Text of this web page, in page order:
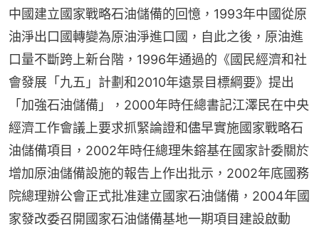
中國建立國家戰略石油儲備的回憶，1993年中國從原
油淨出口國轉變為原油淨進口國，自此之後，原油進
口量不斷跨上新台階，1996年通過的《國民經濟和社
會發展「九五」計劃和2010年遠景目標綱要》提出
「加強石油儲備」，2000年時任總書記江澤民在中央
經濟工作會議上要求抓緊論證和儘早實施國家戰略石
油儲備項目，2002年時任總理朱鎔基在國家計委關於
增加原油儲備設施的報告上作出批示，2002年底國務
院總理辦公會正式批准建立國家石油儲備，2004年國
家發改委召開國家石油儲備基地一期項目建設啟動